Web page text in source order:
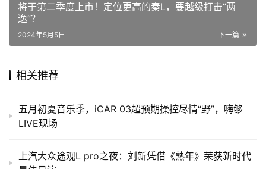
将于第二季度上市！定位更高的秦L，要越级打击“两
逸”？
下一篇
2024年5月5日
相关推荐
五月初夏音乐季，iCAR 03超预期操控尽情“野”，嗨够
LIVE现场
上汽大众途观L pro之夜：刘新凭借《熟年》荣获新时代